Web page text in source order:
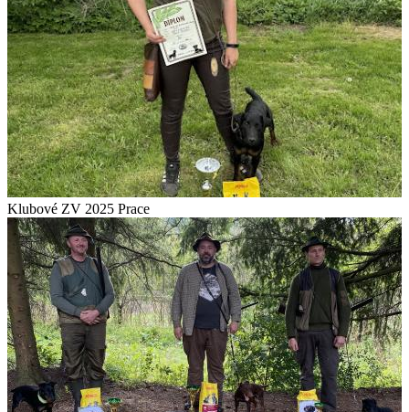
Klubové ZV 2025 Prace